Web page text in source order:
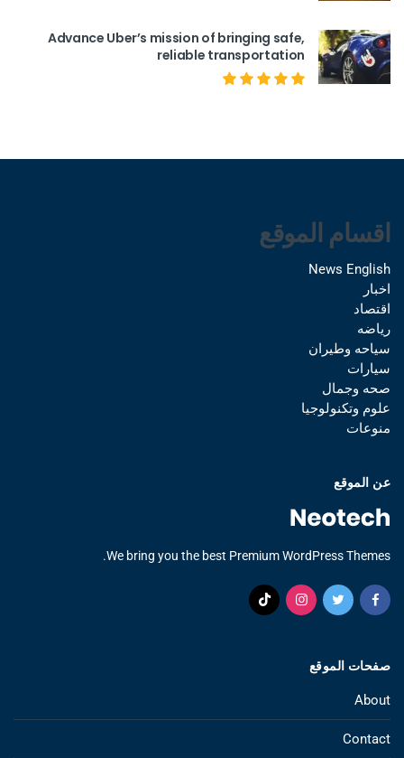
Advance Uber’s mission of bringing safe,
reliable transportation
اقسام الموقع
News English
اخبار
اقتصاد
رياضه
سياحه وطيران
سيارات
صحه وجمال
علوم وتكنولوجيا
منوعات
عن الموقع
We bring you the best Premium WordPress Themes.
صفحات الموقع
About
Contact